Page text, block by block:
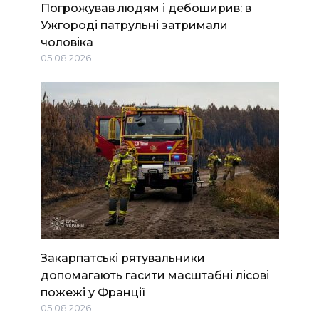
Погрожував людям і дебоширив: в
Ужгороді патрульні затримали
чоловіка
05.08.2026
Закарпатські рятувальники
допомагають гасити масштабні лісові
пожежі у Франції
05.08.2026